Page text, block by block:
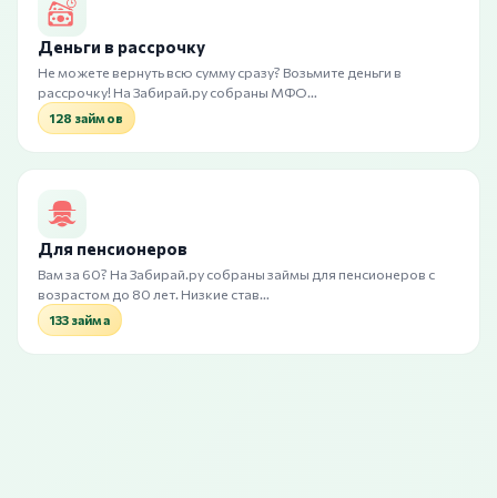
Деньги в рассрочку
Не можете вернуть всю сумму сразу? Возьмите деньги в
рассрочку! На Забирай.ру собраны МФО…
128 займов
Для пенсионеров
Вам за 60? На Забирай.ру собраны займы для пенсионеров с
возрастом до 80 лет. Низкие став…
133 займа